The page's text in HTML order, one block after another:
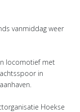
vanmiddag weer
locomotief met
in
Hoekse